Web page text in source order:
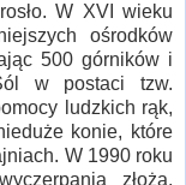
W XVI wieku
ośrodków
500 górników i
w postaci tzw.
ludzkich rąk,
konie, które
W 1990 roku
złoża.